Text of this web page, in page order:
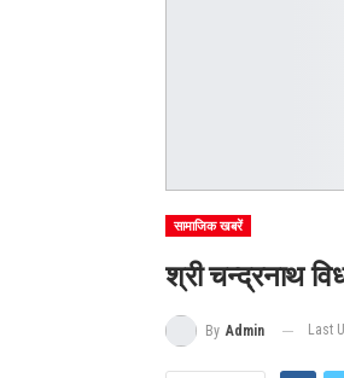
सामाजिक खबरें
श्री चन्द्रनाथ
By Admin Last